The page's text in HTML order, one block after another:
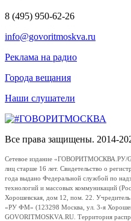
8 (495) 950-62-26
info@govoritmoskva.ru
Реклама на радио
Города вещания
Наши слушатели
Все права защищены. 2014-
Сетевое издание «ГОВОРИТМОСКВА.РУ/
лиц старше 16 лет. Свидетельство о
года выдано Федеральной службой по
технологий и массовых коммуникаций
Хорошевская, дом 12, пом. 22.
«РУ ФМ» (123298 Москва, ул. 3-я
GOVORITMOSKVA.RU. Территория